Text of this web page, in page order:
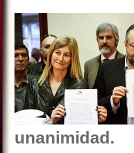
unanimidad.